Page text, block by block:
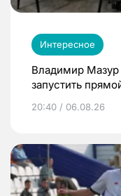
Интересное
Владимир
запустить
20:40 / 06.08.26